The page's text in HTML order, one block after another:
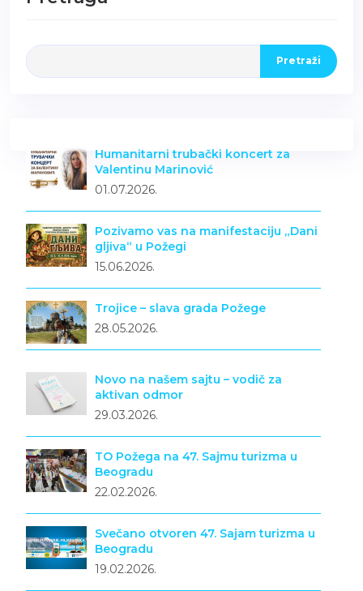
Pretraži
Humanitarni trubački koncert za
Valentinu Marinović
01.07.2026.
Pozivamo vas na manifestaciju „Dani
gljiva“ u Požegi
15.06.2026.
Trojice – slava grada Požege
28.05.2026.
Novo na našem sajtu – vodič za
aktivan odmor
29.03.2026.
TO Požega na 47. Sajmu turizma u
Beogradu
22.02.2026.
Svečano otvoren 47. Sajam turizma u
Beogradu
19.02.2026.